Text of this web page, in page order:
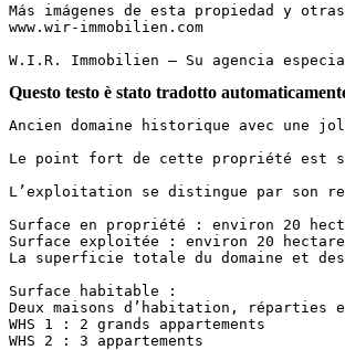
Más imágenes de esta propiedad y
www.wir-immobilien.com
W.I.R. Immobilien – Su agencia
Questo testo è stato tradotto
Ancien domaine historique avec une
Le point fort de cette propriété est
L’exploitation se distingue par son
Surface en propriété : environ 20
Surface exploitée : environ 20
La superficie totale du domaine et
Surface habitable :
Deux maisons d’habitation, réparties
WHS 1 : 2 grands appartements
WHS 2 : 3 appartements